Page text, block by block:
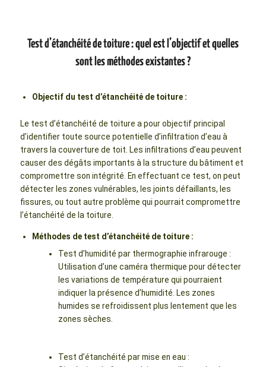
Test d’étanchéité de toiture : quel est l’objectif et quelles
sont les méthodes existantes ?
Objectif du test d’étanchéité de toiture :
Le test d’étanchéité de toiture a pour objectif principal
d’identifier toute source potentielle d’infiltration d’eau à
travers la couverture de toit. Les infiltrations d’eau peuvent
causer des dégâts importants à la structure du bâtiment et
compromettre son intégrité. En effectuant ce test, on peut
détecter les zones vulnérables, les joints défaillants, les
fissures, ou tout autre problème qui pourrait compromettre
l’étanchéité de la toiture.
Méthodes de test d’étanchéité de toiture :
Test d’humidité par thermographie infrarouge :
Utilisation d’une caméra thermique pour détecter
les variations de température qui pourraient
indiquer la présence d’humidité. Les zones
humides se refroidissent plus lentement que les
zones sèches.
Test d’étanchéité par mise en eau :